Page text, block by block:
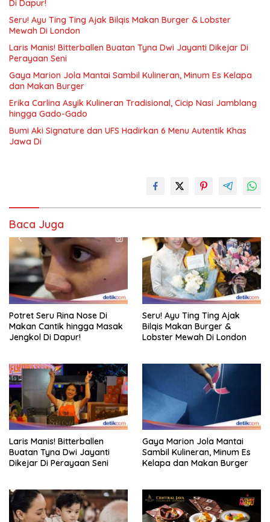
Di Dapur!
Seru! Ayu Ting Ting Ajak Bilqis Makan Burger & Lobster
Mewah Di London
Laris Manis! Bitterballen Buatan Tyna Dwi Jayanti Dikejar Di
Perayaan Seni
Gaya Marion Jola Mantai Sambil Kulineran, Minum Es Kelapa
dan Makan Burger
Erika Carlina Asyik Kulineran Tradisional, Cicip Nasi Jamblang
hingga Gado-Gado
Bumi Aki Signature dan UFS Hadirkan 6 Menu Autentik Khas
Jawa Di
Baca Juga
Potret Seru Rina Nose Di
Makan Cantik hingga Masak
Jengkol Di Dapur!
Seru! Ayu Ting Ting Ajak
Bilqis Makan Burger &
Lobster Mewah Di London
Laris Manis! Bitterballen
Buatan Tyna Dwi Jayanti
Dikejar Di Perayaan Seni
Gaya Marion Jola Mantai
Sambil Kulineran, Minum Es
Kelapa dan Makan Burger